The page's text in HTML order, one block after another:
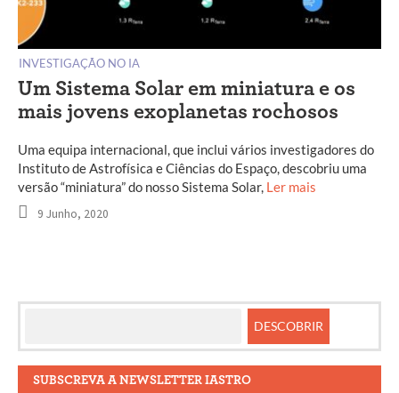
INVESTIGAÇÃO NO IA
Um Sistema Solar em miniatura e os
mais jovens exoplanetas rochosos
Uma equipa internacional, que inclui vários investigadores do
Instituto de Astrofísica e Ciências do Espaço, descobriu uma
versão “miniatura” do nosso Sistema Solar, Ler mais
9 Junho, 2020
SUBSCREVA A NEWSLETTER IASTRO